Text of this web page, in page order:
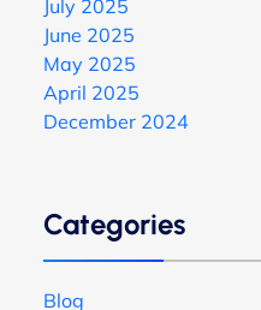
July 2025
June 2025
May 2025
April 2025
December 2024
Categories
Blog